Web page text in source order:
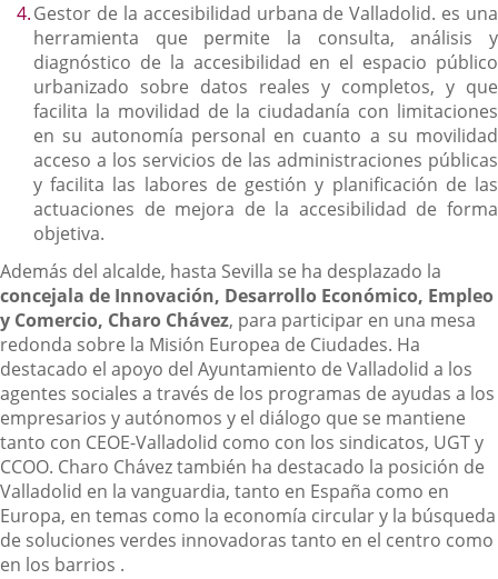
Gestor de la accesibilidad urbana de Valladolid. es una
herramienta que permite la consulta, análisis y
diagnóstico de la accesibilidad en el espacio público
urbanizado sobre datos reales y completos, y que
facilita la movilidad de la ciudadanía con limitaciones
en su autonomía personal en cuanto a su movilidad
acceso a los servicios de las administraciones públicas
y facilita las labores de gestión y planificación de las
actuaciones de mejora de la accesibilidad de forma
objetiva.
Además del alcalde, hasta Sevilla se ha desplazado la
concejala de Innovación, Desarrollo Económico, Empleo
y Comercio, Charo Chávez, para participar en una mesa
redonda sobre la Misión Europea de Ciudades. Ha
destacado el apoyo del Ayuntamiento de Valladolid a los
agentes sociales a través de los programas de ayudas a los
empresarios y autónomos y el diálogo que se mantiene
tanto con CEOE-Valladolid como con los sindicatos, UGT y
CCOO. Charo Chávez también ha destacado la posición de
Valladolid en la vanguardia, tanto en España como en
Europa, en temas como la economía circular y la búsqueda
de soluciones verdes innovadoras tanto en el centro como
en los barrios .